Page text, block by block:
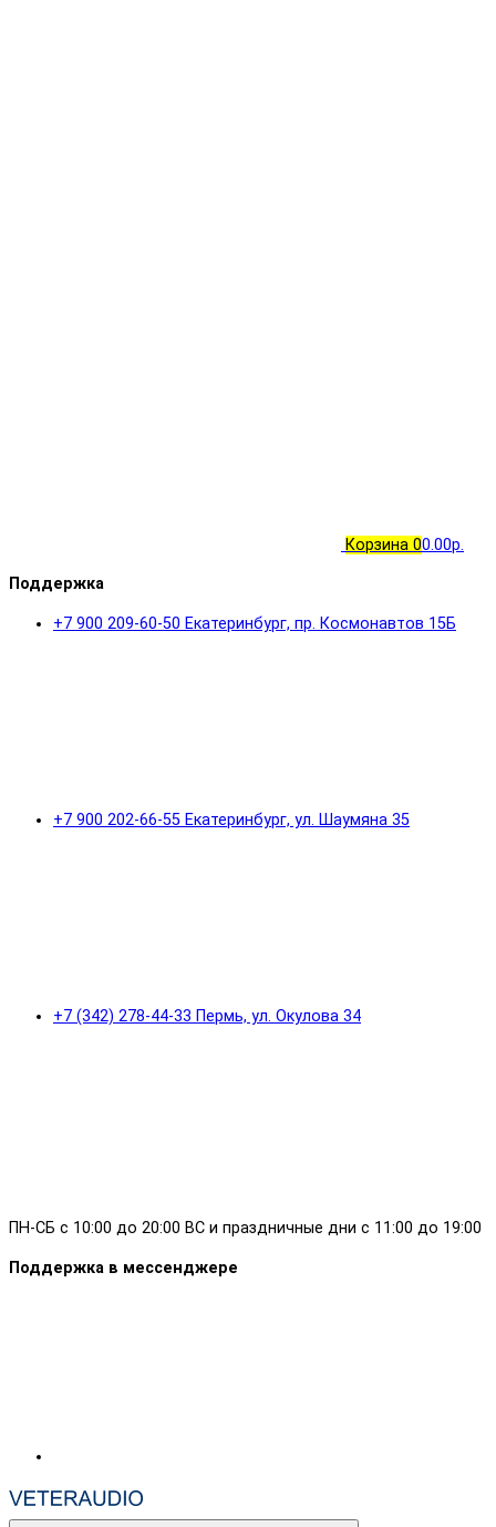
Корзина 00.00р.
Поддержка
+7 900 209-60-50 Екатеринбург, пр. Космонавтов 15Б
+7 900 202-66-55 Екатеринбург, ул. Шаумяна 35
+7 (342) 278-44-33 Пермь, ул. Окулова 34
ПН-СБ с 10:00 до 20:00 ВС и праздничные дни с 11:00 до 19:00
Поддержка в мессенджере